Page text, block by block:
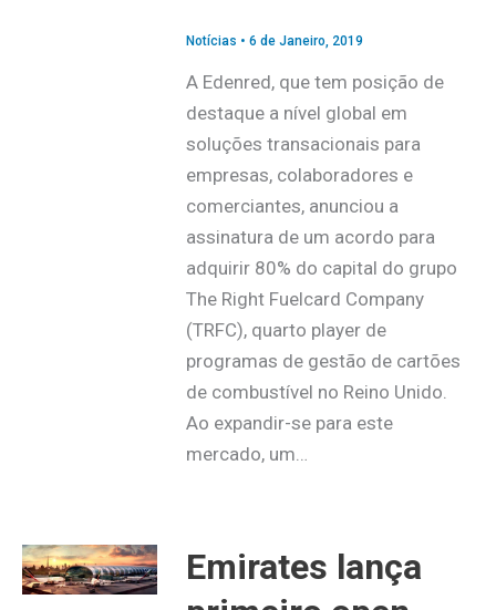
Notícias • 6 de Janeiro, 2019
A Edenred, que tem posição de
destaque a nível global em
soluções transacionais para
empresas, colaboradores e
comerciantes, anunciou a
assinatura de um acordo para
adquirir 80% do capital do grupo
The Right Fuelcard Company
(TRFC), quarto player de
programas de gestão de cartões
de combustível no Reino Unido.
Ao expandir-se para este
mercado, um…
Emirates lança